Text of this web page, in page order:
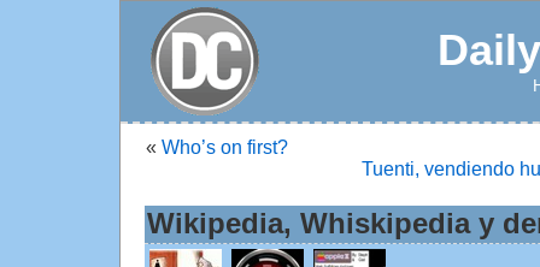
« Who’s on first?
Tuenti, vendiendo
Wikipedia, Whiskipedia y